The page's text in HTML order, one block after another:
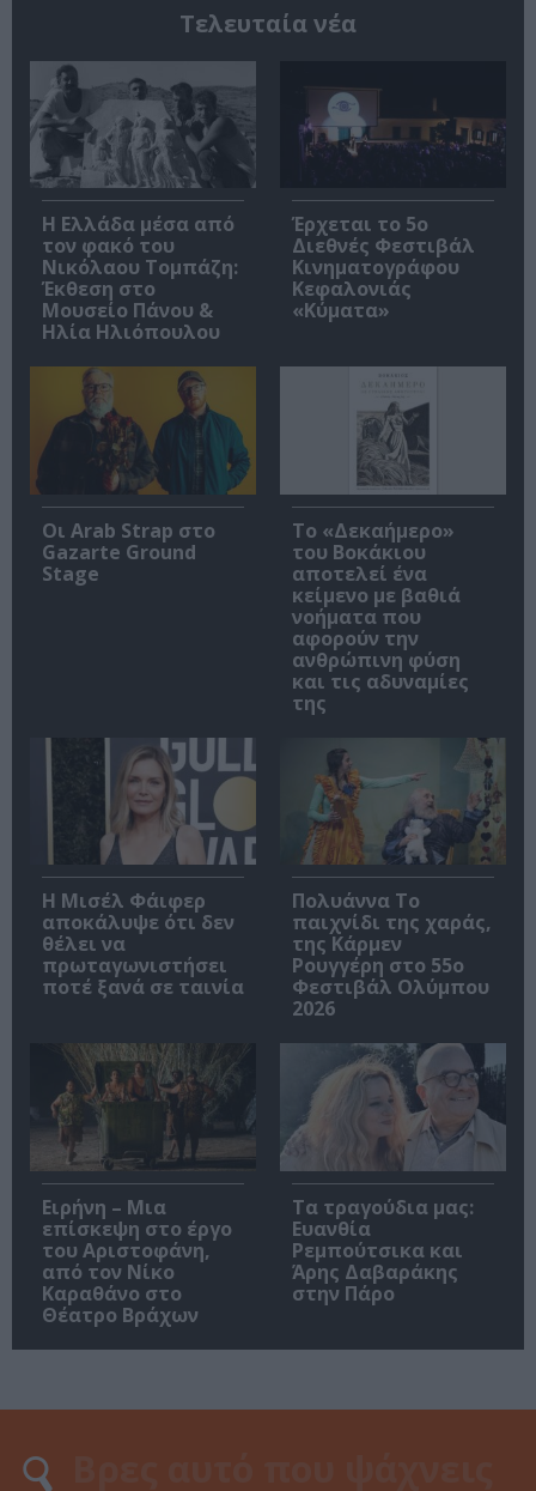
Τελευταία νέα
Η Ελλάδα μέσα από
τον φακό του
Νικόλαου Τομπάζη:
Έκθεση στο
Μουσείο Πάνου &
Ηλία Ηλιόπουλου
Έρχεται το 5ο
Διεθνές Φεστιβάλ
Κινηματογράφου
Κεφαλονιάς
«Κύματα»
Οι Arab Strap στο
Gazarte Ground
Stage
Το «Δεκαήμερο»
του Βοκάκιου
αποτελεί ένα
κείμενο με βαθιά
νοήματα που
αφορούν την
ανθρώπινη φύση
και τις αδυναμίες
της
Η Μισέλ Φάιφερ
αποκάλυψε ότι δεν
θέλει να
πρωταγωνιστήσει
ποτέ ξανά σε ταινία
Πολυάννα Το
παιχνίδι της χαράς,
της Κάρμεν
Ρουγγέρη στο 55ο
Φεστιβάλ Ολύμπου
2026
Ειρήνη – Μια
επίσκεψη στο έργο
του Αριστοφάνη,
από τον Νίκο
Καραθάνο στο
Θέατρο Βράχων
Τα τραγούδια μας:
Ευανθία
Ρεμπούτσικα και
Άρης Δαβαράκης
στην Πάρο